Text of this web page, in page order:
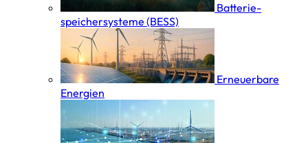
Batterie­
speicher­systeme (BESS)
Erneuerbare
Energien